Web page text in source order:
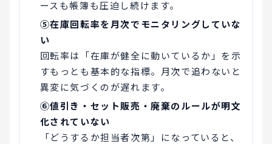
ースも帳簿も圧迫し続けます。
⑤在庫回転率を月次でモニタリングしていな
い
回転率は「在庫が健全に動いているか」を示
すもっとも基本的な指標。月次で追わないと
異変に気づくのが遅れます。
⑥値引き・セット販売・廃棄のルールが明文
化されていない
「どうするか担当者次第」になっていると、